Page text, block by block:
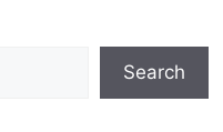
Search